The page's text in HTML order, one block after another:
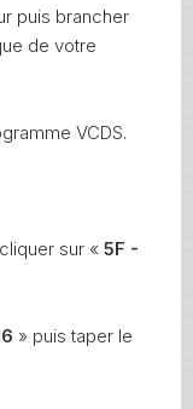
puis brancher
de votre
VCDS.
sur « 5F -
» puis taper le